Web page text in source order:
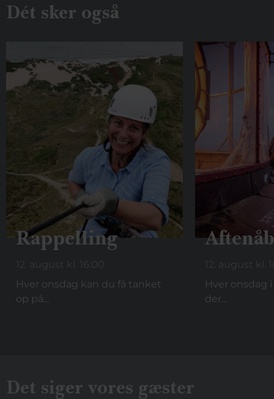
Dét sker også
Rappelling
12. august kl. 16:00
Hver onsdag kan du få tanket
op på...
12. august kl.
Hver onsdag
der...
Det siger vores gæster